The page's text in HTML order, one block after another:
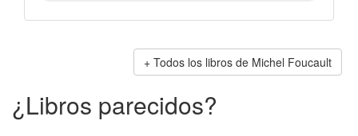
Todos los libros de Michel Foucault
¿Libros parecidos?